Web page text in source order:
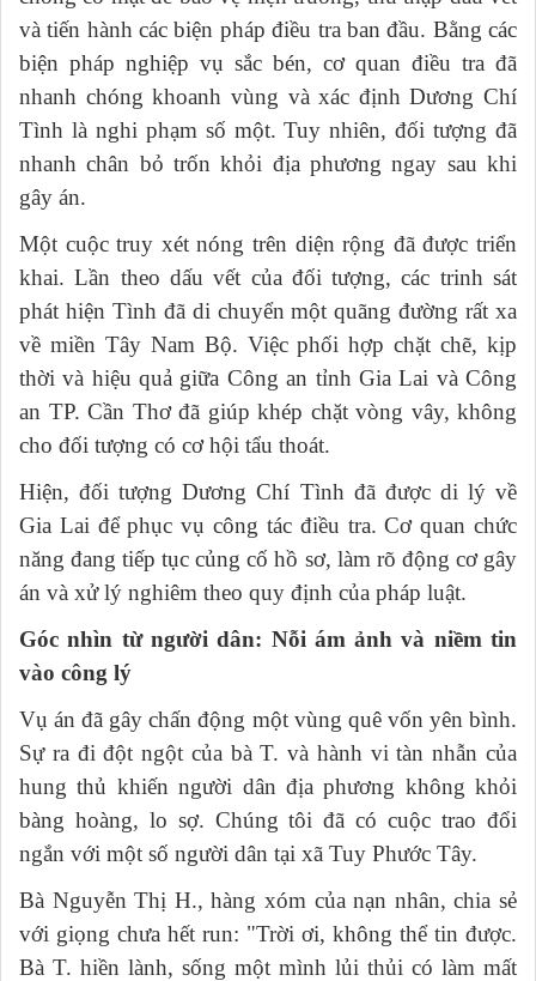
và tiến hành các biện pháp điều tra ban đầu. Bằng các
biện pháp nghiệp vụ sắc bén, cơ quan điều tra đã
nhanh chóng khoanh vùng và xác định Dương Chí
Tình là nghi phạm số một. Tuy nhiên, đối tượng đã
nhanh chân bỏ trốn khỏi địa phương ngay sau khi
gây án.
Một cuộc truy xét nóng trên diện rộng đã được triển
khai. Lần theo dấu vết của đối tượng, các trinh sát
phát hiện Tình đã di chuyển một quãng đường rất xa
về miền Tây Nam Bộ. Việc phối hợp chặt chẽ, kịp
thời và hiệu quả giữa Công an tỉnh Gia Lai và Công
an TP. Cần Thơ đã giúp khép chặt vòng vây, không
cho đối tượng có cơ hội tẩu thoát.
Hiện, đối tượng Dương Chí Tình đã được di lý về
Gia Lai để phục vụ công tác điều tra. Cơ quan chức
năng đang tiếp tục củng cố hồ sơ, làm rõ động cơ gây
án và xử lý nghiêm theo quy định của pháp luật.
Góc nhìn từ người dân: Nỗi ám ảnh và niềm tin
vào công lý
Vụ án đã gây chấn động một vùng quê vốn yên bình.
Sự ra đi đột ngột của bà T. và hành vi tàn nhẫn của
hung thủ khiến người dân địa phương không khỏi
bàng hoàng, lo sợ. Chúng tôi đã có cuộc trao đổi
ngắn với một số người dân tại xã Tuy Phước Tây.
Bà Nguyễn Thị H., hàng xóm của nạn nhân, chia sẻ
với giọng chưa hết run: "Trời ơi, không thể tin được.
Bà T. hiền lành, sống một mình lủi thủi có làm mất